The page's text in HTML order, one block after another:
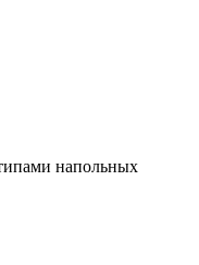
напольных